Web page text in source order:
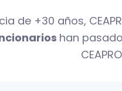
de +30 años,
han